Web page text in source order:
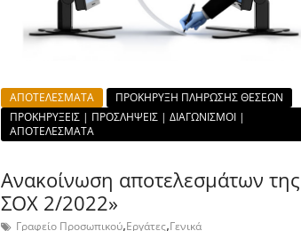
ΑΠΟΤΕΛΕΣΜΑΤΑ
ΠΡΟΚΗΡΥΞΗ ΠΛΗΡΩΣΗΣ ΘΕΣΕΩΝ
ΠΡΟΚΗΡΥΞΕΙΣ | ΠΡΟΣΛΗΨΕΙΣ | ΔΙΑΓΩΝΙΣΜΟΙ |
ΑΠΟΤΕΛΕΣΜΑΤΑ
Ανακοίνωση αποτελεσμάτων της
ΣΟΧ 2/2022»
Γραφείο Προσωπικού,Εργάτες,Γενικά